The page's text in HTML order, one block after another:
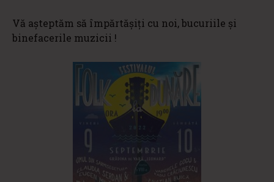
Vă așteptăm să împărtășiți cu noi, bucuriile și
binefacerile muzicii !